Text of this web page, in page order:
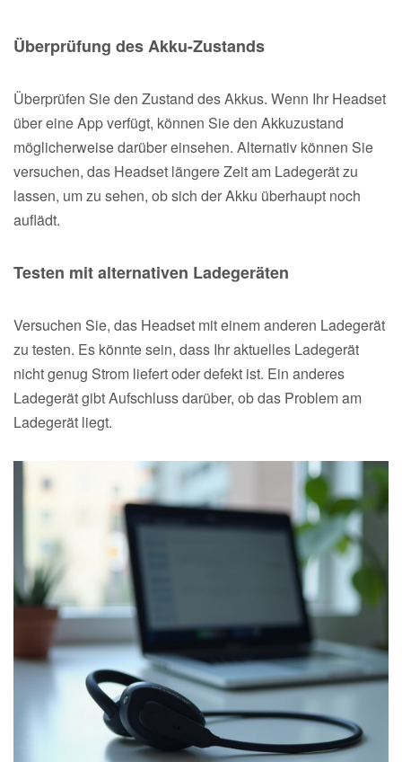
Überprüfung des Akku-Zustands
Überprüfen Sie den Zustand des Akkus. Wenn Ihr Headset
über eine App verfügt, können Sie den Akkuzustand
möglicherweise darüber einsehen. Alternativ können Sie
versuchen, das Headset längere Zeit am Ladegerät zu
lassen, um zu sehen, ob sich der Akku überhaupt noch
auflädt.
Testen mit alternativen Ladegeräten
Versuchen Sie, das Headset mit einem anderen Ladegerät
zu testen. Es könnte sein, dass Ihr aktuelles Ladegerät
nicht genug Strom liefert oder defekt ist. Ein anderes
Ladegerät gibt Aufschluss darüber, ob das Problem am
Ladegerät liegt.